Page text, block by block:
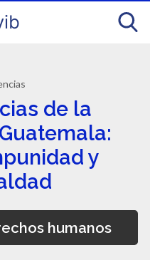
de la
y
humanos